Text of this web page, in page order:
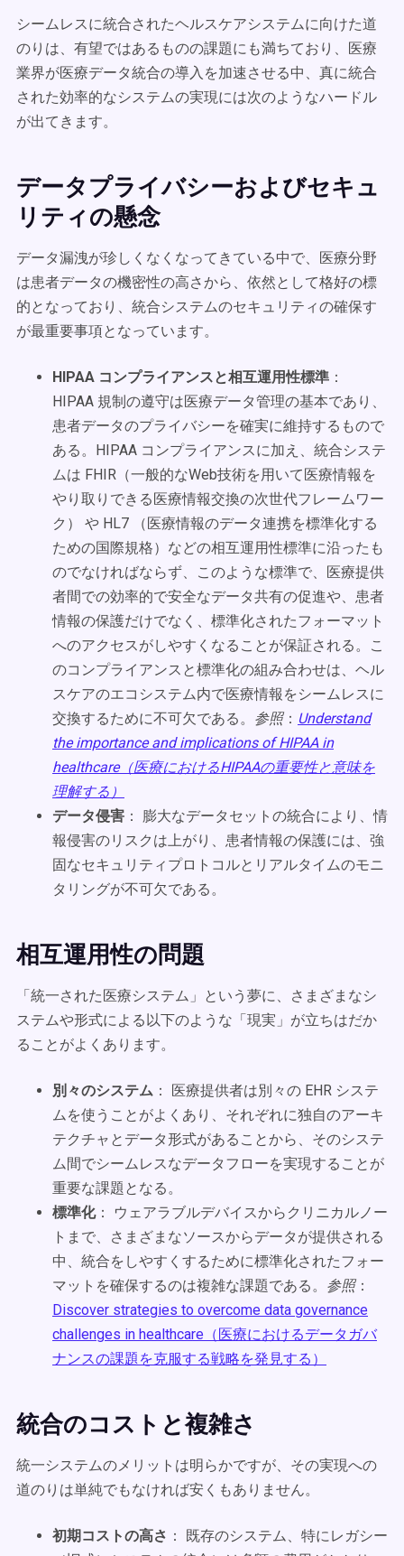
シームレスに統合されたヘルスケアシステムに向けた道
のりは、有望ではあるものの課題にも満ちており、医療
業界が医療データ統合の導入を加速させる中、真に統合
された効率的なシステムの実現には次のようなハードル
が出てきます。
データプライバシーおよびセキュ
リティの懸念
データ漏洩が珍しくなくなってきている中で、医療分野
は患者データの機密性の高さから、依然として格好の標
的となっており、統合システムのセキュリティの確保す
が最重要事項となっています。
HIPAA コンプライアンスと相互運用性標準 ：
HIPAA 規制の遵守は医療データ管理の基本であり、
患者データのプライバシーを確実に維持するもので
ある。HIPAA コンプライアンスに加え、統合システ
ムは FHIR（一般的なWeb技術を用いて医療情報を
やり取りできる医療情報交換の次世代フレームワー
ク） や HL7 （医療情報のデータ連携を標準化する
ための国際規格）などの相互運用性標準に沿ったも
のでなければならず、このような標準で、医療提供
者間での効率的で安全なデータ共有の促進や、患者
情報の保護だけでなく、標準化されたフォーマット
へのアクセスがしやすくなることが保証される。こ
のコンプライアンスと標準化の組み合わせは、ヘル
スケアのエコシステム内で医療情報をシームレスに
交換するために不可欠である。 参照： Understand
the importance and implications of HIPAA in
healthcare（医療におけるHIPAAの重要性と意味を
理解する）
データ侵害 ： 膨大なデータセットの統合により、情
報侵害のリスクは上がり、患者情報の保護には、強
固なセキュリティプロトコルとリアルタイムのモニ
タリングが不可欠である。
相互運用性の問題
「統一された医療システム」という夢に、さまざまなシ
ステムや形式による以下のような「現実」が立ちはだか
ることがよくあります。
別々のシステム ： 医療提供者は別々の EHR システ
ムを使うことがよくあり、それぞれに独自のアーキ
テクチャとデータ形式があることから、そのシステ
ム間でシームレスなデータフローを実現することが
重要な課題となる。
標準化： ウェアラブルデバイスからクリニカルノー
トまで、さまざまなソースからデータが提供される
中、統合をしやすくするために標準化されたフォー
マットを確保するのは複雑な課題である。 参照：
Discover strategies to overcome data governance
challenges in healthcare（医療におけるデータガバ
ナンスの課題を克服する戦略を発見する）
統合のコストと複雑さ
統一システムのメリットは明らかですが、その実現への
道のりは単純でもなければ安くもありません。
初期コストの高さ ： 既存のシステム、特にレガシー